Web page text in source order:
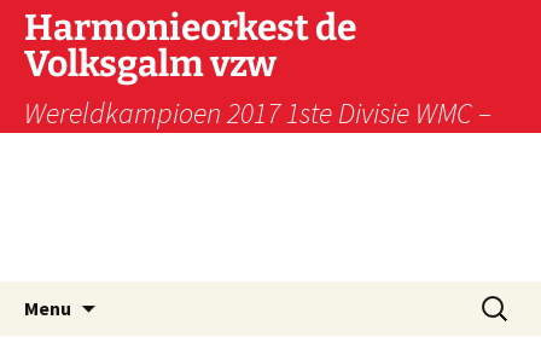
Harmonieorkest de
Volksgalm vzw
Wereldkampioen 2017 1ste Divisie WMC –
Menu
Zoeken
naar: